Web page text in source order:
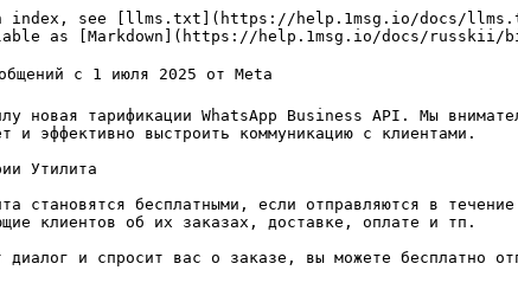
index, see [llms.txt](https://help.1msg.io/docs/
as [Markdown](https://help.1msg.io/docs/russkii/
с 1 июля 2025 от Meta
новая тарификации WhatsApp Business API. Мы
и эффективно выстроить коммуникацию с клиентами.
Утилита
становятся бесплатными, если отправляются в
клиентов об их заказах, доставке, оплате и тп.
диалог и спросит вас о заказе, вы можете бесплатно